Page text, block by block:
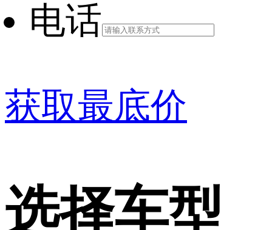
电话
获取最底价
选择车型